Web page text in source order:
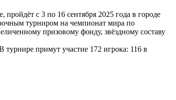
с 3 по 16 сентября 2025 года в городе
турниром на чемпионат мира по
призовому фонду, звёздному составу
примут участие 172 игрока: 116 в